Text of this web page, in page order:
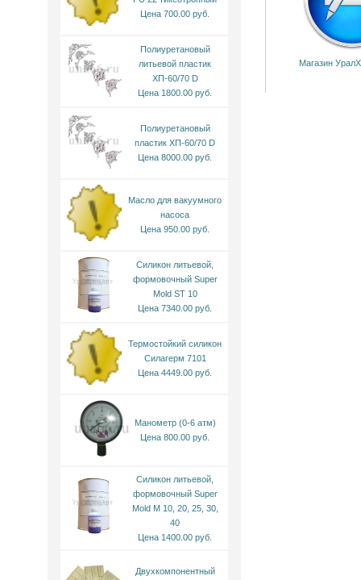
Магазин
Цена 700.00 руб.
Полиуретановый
литьевой пластик
ХП-60/70 D
Цена 1800.00 руб.
Полиуретановый
пластик ХП-60/70 D
Цена 8000.00 руб.
Масло для вакуумного
насоса
Цена 950.00 руб.
Силикон литьевой,
формовочный Super
Mold ST 10
Цена 7340.00 руб.
Термостойкий силикон
Силагерм 7101
Цена 4449.00 руб.
Манометр (0-6 атм)
Цена 800.00 руб.
Силикон литьевой,
формовочный Super
Mold M 10, 20, 25, 30,
40
Цена 1400.00 руб.
Двухкомпонентный